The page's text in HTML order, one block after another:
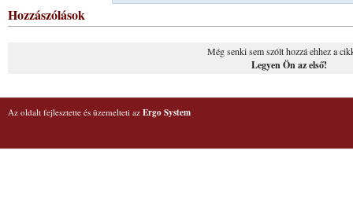
Hozzászólások
Még senki sem szólt hozzá ehhez a
Legyen Ön az első!
Az oldalt fejlesztette és üzemelteti az Ergo System